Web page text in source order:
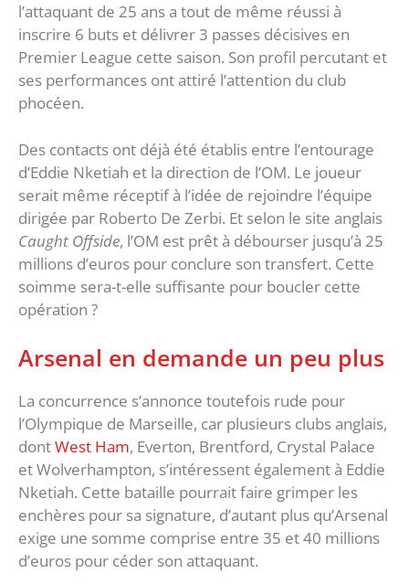
l’attaquant de 25 ans a tout de même réussi à
inscrire 6 buts et délivrer 3 passes décisives en
Premier League cette saison. Son profil percutant et
ses performances ont attiré l’attention du club
phocéen.
Des contacts ont déjà été établis entre l’entourage
d’Eddie Nketiah et la direction de l’OM. Le joueur
serait même réceptif à l’idée de rejoindre l’équipe
dirigée par Roberto De Zerbi. Et selon le site anglais
Caught Offside, l’OM est prêt à débourser jusqu’à 25
millions d’euros pour conclure son transfert. Cette
soimme sera-t-elle suffisante pour boucler cette
opération ?
Arsenal en demande un peu plus
La concurrence s’annonce toutefois rude pour
l’Olympique de Marseille, car plusieurs clubs anglais,
dontWest Ham, Everton, Brentford, Crystal Palace
et Wolverhampton, s’intéressent également à Eddie
Nketiah. Cette bataille pourrait faire grimper les
enchères pour sa signature, d’autant plus qu’Arsenal
exige une somme comprise entre 35 et 40 millions
d’euros pour céder son attaquant.